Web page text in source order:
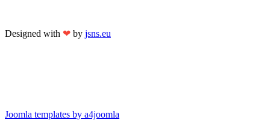
Designed with ❤ by jsns.eu
Joomla templates by a4joomla